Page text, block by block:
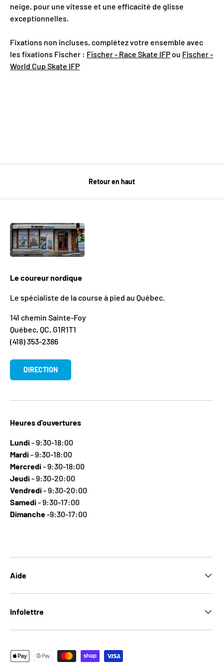
neige, pour une vitesse et une efficacité de glisse
exceptionnelles.
Fixations non incluses, complétez votre ensemble avec
les fixations Fischer : Fischer - Race Skate IFPou Fischer -
World Cup Skate IFP
Retour en haut
Le coureur nordique
Le spécialiste de la course à pied au Québec.
141 chemin Sainte-Foy
Québec, QC, G1R1T1
(418) 353-2386
DIRECTION
Heures d'ouvertures
Lundi- 9:30-18:00
Mardi- 9:30-18:00
Mercredi- 9:30-18:00
Jeudi- 9:30-20:00
Vendredi- 9:30-20:00
Samedi- 9:30-17:00
Dimanche-9:30-17:00
Aide
Infolettre
Moyens de paiement acceptés